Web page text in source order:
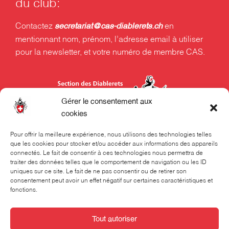
Gérer le consentement aux
cookies
Pour offrir la meilleure expérience, nous utilisons des technologies telles
que les cookies pour stocker et/ou accéder aux informations des appareils
connectés. Le fait de consentir à ces technologies nous permettra de
traiter des données telles que le comportement de navigation ou les ID
uniques sur ce site. Le fait de ne pas consentir ou de retirer son
consentement peut avoir un effet négatif sur certaines caractéristiques et
fonctions.
Tout autoriser
du club:
Contactez secretariat@cas-diablerets.chen
mentionnant nom, prénom, l’adresse email à utiliser
pour la newsletter, et votre numéro de membre CAS.
Section des Diablerets du Club Alpin Suisse CAS
Rue Beau-Séjour 24
Case postale 324
1001 Lausanne